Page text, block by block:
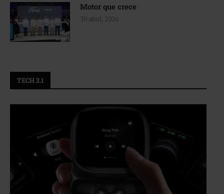
Motor que crece
30 abril, 2026
TECH 2.1